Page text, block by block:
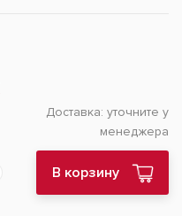
Доставка: уточните у
менеджера
В корзину